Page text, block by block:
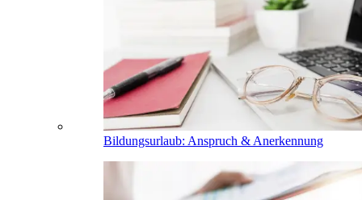
Bildungsurlaub: Anspruch & Anerkennung